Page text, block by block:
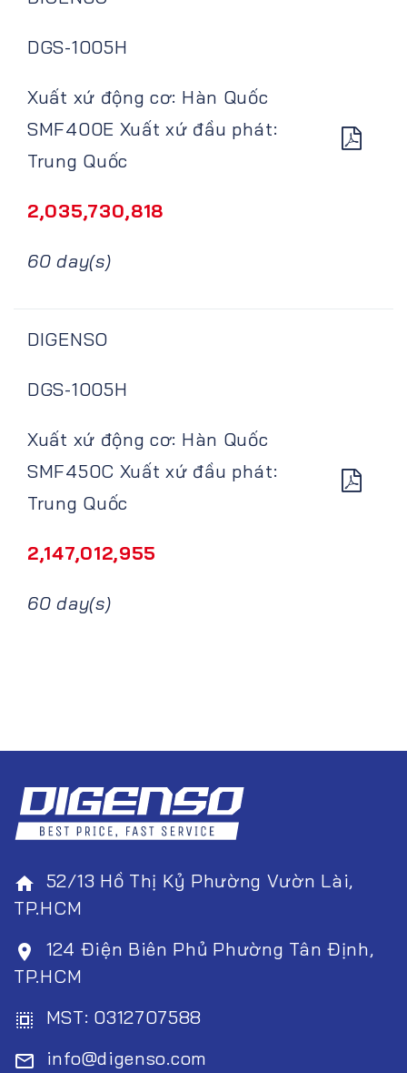
DGS-1005H
Xuất xứ động cơ: Hàn Quốc
SMF400E Xuất xứ đầu phát:
Trung Quốc
2,035,730,818
60 day(s)
DIGENSO
DGS-1005H
Xuất xứ động cơ: Hàn Quốc
SMF450C Xuất xứ đầu phát:
Trung Quốc
2,147,012,955
60 day(s)
home 52/13 Hồ Thị Kỷ Phường Vườn Lài,
TP.HCM
room
124 Điện Biên Phủ Phường Tân Định,
TP.HCM
select_all MST: 0312707588
mail_outline info@digenso.com